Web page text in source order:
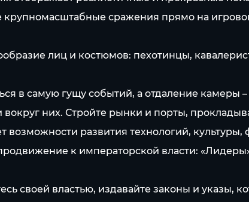
сражения прямо на
лиц и костюмов: пехотинцы,
в самую гущу событий, а отдаление камеры
них. Стройте рынки и порты,
возможности развития технологий,
к императорской власти:
своей властью, издавайте законы и указы,